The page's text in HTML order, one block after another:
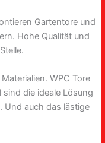
Gartentore und
Hohe Qualität und
WPC Tore
die ideale Lösung
Und auch das lästige